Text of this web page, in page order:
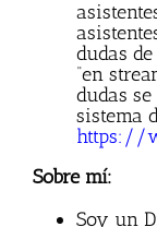
dudas
“en
dudas
sistema
https://
Sobre mí:
Soy un